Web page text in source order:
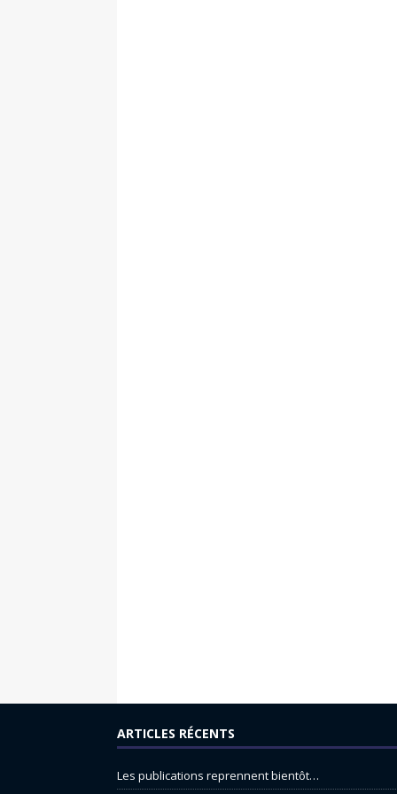
ARTICLES RÉCENTS
Les publications reprennent bientôt…